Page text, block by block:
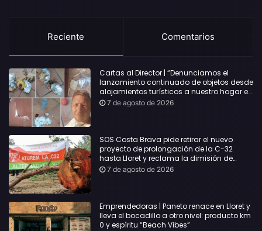
Reciente Comentarios
Cartas al Director | “Denunciamos el
lanzamiento continuado de objetos desde
alojamientos turísticos a nuestro hogar en
Lloret: Podría haber causado una
7 de agosto de 2026
SOS Costa Brava pide retirar el nuevo
proyecto de prolongación de la C-32
hasta Lloret y reclama la dimisión de
Sílvia Paneque
7 de agosto de 2026
Emprendedoras | Paneto renace en Lloret y
lleva el bocadillo a otro nivel: producto km
0 y espíritu “Beach Vibes”